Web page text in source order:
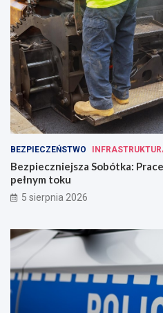
BEZPIECZEŃSTWO
Bezpieczniejsza Sobótka:
pełnym toku
5 sierpnia 2026